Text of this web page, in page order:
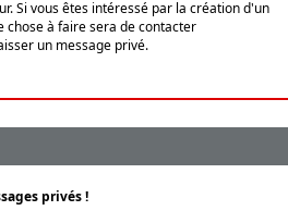
Si vous êtes intéressé par la création d'un
à faire sera de contacter
un message privé.
privés !